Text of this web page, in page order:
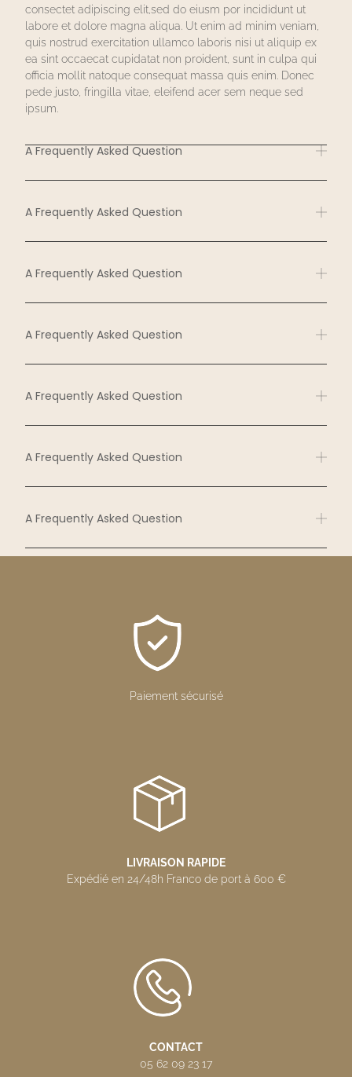
consectet adipiscing elit,sed do eiusm por incididunt ut
labore et dolore magna aliqua. Ut enim ad minim veniam,
quis nostrud exercitation ullamco laboris nisi ut aliquip ex
ea sint occaecat cupidatat non proident, sunt in culpa qui
officia mollit natoque consequat massa quis enim. Donec
pede justo, fringilla vitae, eleifend acer sem neque sed
ipsum.
A Frequently Asked Question
A Frequently Asked Question
A Frequently Asked Question
A Frequently Asked Question
A Frequently Asked Question
A Frequently Asked Question
A Frequently Asked Question
Paiement sécurisé
LIVRAISON RAPIDE
Expédié en 24/48h Franco de port à 600 €
CONTACT
05 62 09 23 17